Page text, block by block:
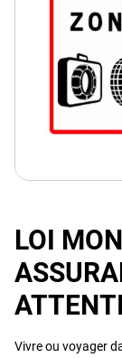
LOI
Vivre ou voyager